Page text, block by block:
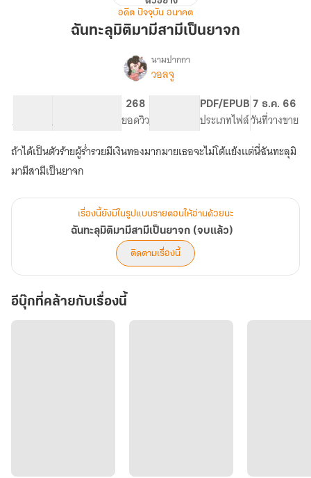
มิติ
อดีต ปัจจุบัน อนาคต
ฉันทะลุมิติมามีสามีเป็นยาจก
เรื่อง
ฉันทะ
สามี
(จบ
แล้ว)
นามปากกา
วอลจู
จำนวนคำ จำนวนหน้า (A5)
268
ยอดวิวระดับเนื้อหา
PDF/EPUB
ประเภทไฟล์
7 ธ.ค. 66
วันที่วางขาย
ถ้าได้เป็นตัวร้ายผู้ร่ำรวยมีเงินทองมากมายเธอจะไม่โต้แย้งแต่นี่ฉันทะลุมิ
มามีสามีเป็นยาจก
เรื่องนี้ยังมีในรูปแบบรายตอนให้อ่านด้วยนะ
ฉันทะลุมิติมามีสามีเป็นยาจก (จบแล้ว)
ติดตามเรื่องนี้
อีบุ๊กที่คล้ายกับเรื่องนี้